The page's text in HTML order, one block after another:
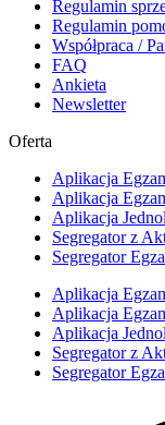
Regulamin
Regulamin
Współpraca /
FAQ
Ankieta
Newsletter
Oferta
Aplikacja
Aplikacja
Aplikacja
Segregator z
Segregator
Aplikacja
Aplikacja
Aplikacja
Segregator z
Segregator